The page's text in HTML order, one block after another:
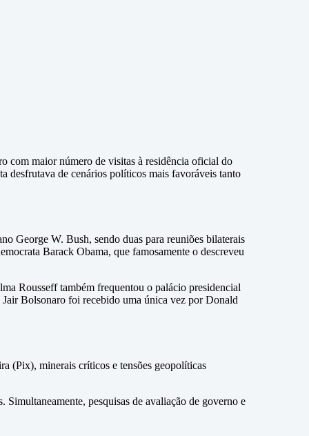
com maior número de visitas à residência oficial do
desfrutava de cenários políticos mais favoráveis tanto
George W. Bush, sendo duas para reuniões bilaterais
Barack Obama, que famosamente o descreveu
Rousseff também frequentou o palácio presidencial
Bolsonaro foi recebido uma única vez por Donald
(Pix), minerais críticos e tensões geopolíticas
pesquisas de avaliação de governo e